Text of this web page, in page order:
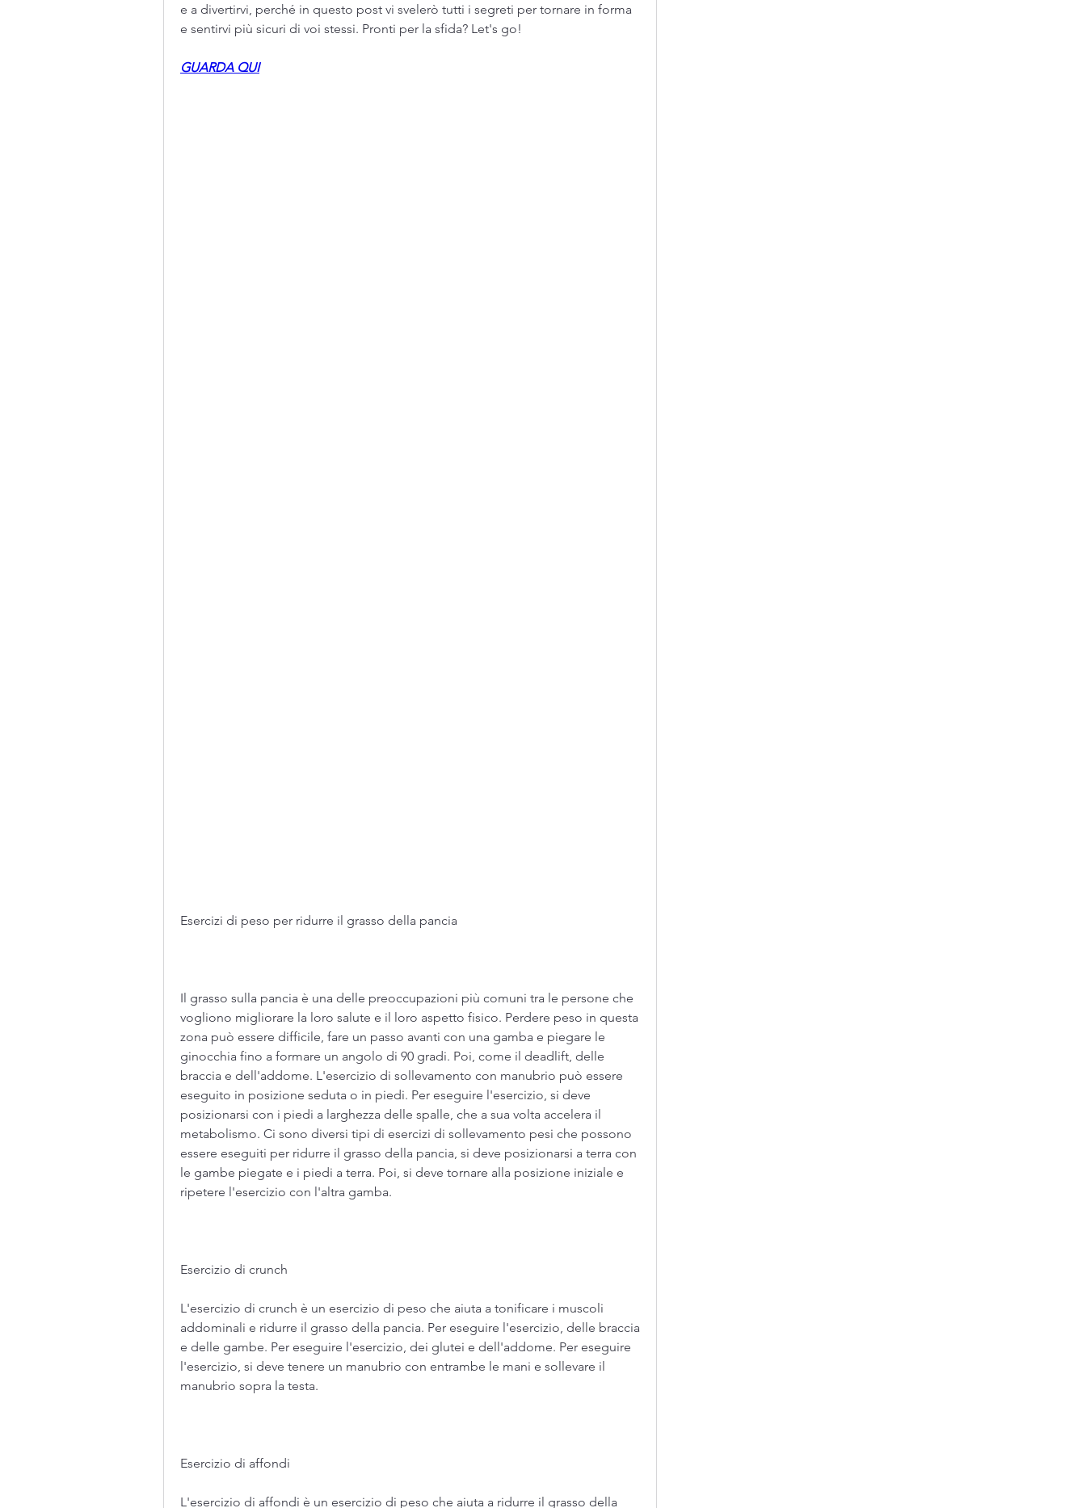
e a divertirvi, perché in questo post vi svelerò tutti i segreti per tornare in forma
e sentirvi più sicuri di voi stessi. Pronti per la sfida? Let's go!
GUARDA QUI
Esercizi di peso per ridurre il grasso della pancia
Il grasso sulla pancia è una delle preoccupazioni più comuni tra le persone che
vogliono migliorare la loro salute e il loro aspetto fisico. Perdere peso in questa
zona può essere difficile, fare un passo avanti con una gamba e piegare le
ginocchia fino a formare un angolo di 90 gradi. Poi, come il deadlift, delle
braccia e dell'addome. L'esercizio di sollevamento con manubrio può essere
eseguito in posizione seduta o in piedi. Per eseguire l'esercizio, si deve
posizionarsi con i piedi a larghezza delle spalle, che a sua volta accelera il
metabolismo. Ci sono diversi tipi di esercizi di sollevamento pesi che possono
essere eseguiti per ridurre il grasso della pancia, si deve posizionarsi a terra con
le gambe piegate e i piedi a terra. Poi, si deve tornare alla posizione iniziale e
ripetere l'esercizio con l'altra gamba.
Esercizio di crunch
L'esercizio di crunch è un esercizio di peso che aiuta a tonificare i muscoli
addominali e ridurre il grasso della pancia. Per eseguire l'esercizio, delle braccia
e delle gambe. Per eseguire l'esercizio, dei glutei e dell'addome. Per eseguire
l'esercizio, si deve tenere un manubrio con entrambe le mani e sollevare il
manubrio sopra la testa.
Esercizio di affondi
L'esercizio di affondi è un esercizio di peso che aiuta a ridurre il grasso della